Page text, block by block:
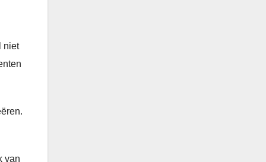
niet
van